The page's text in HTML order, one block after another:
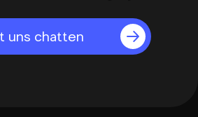
uns chatten